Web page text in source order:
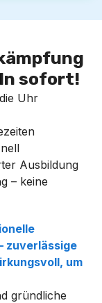
sofort!
Uhr
Ausbildung
– keine
zuverlässige
um
gründliche